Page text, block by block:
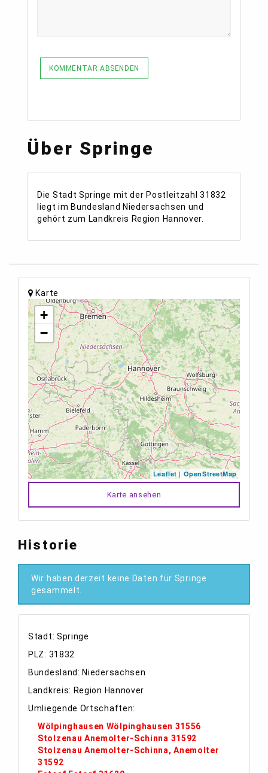
KOMMENTAR ABSENDEN
Über Springe
Die Stadt Springe mit der Postleitzahl 31832
liegt im Bundesland Niedersachsen und
gehört zum Landkreis Region Hannover.
Karte
+
−
Leaflet | OpenStreetMap
Karte ansehen
Historie
Wir haben derzeit keine Daten für Springe
gesammelt.
Stadt: Springe
PLZ: 31832
Bundesland: Niedersachsen
Landkreis: Region Hannover
Umliegende Ortschaften:
Wölpinghausen Wölpinghausen 31556
Stolzenau Anemolter-Schinna 31592
Stolzenau Anemolter-Schinna, Anemolter
31592